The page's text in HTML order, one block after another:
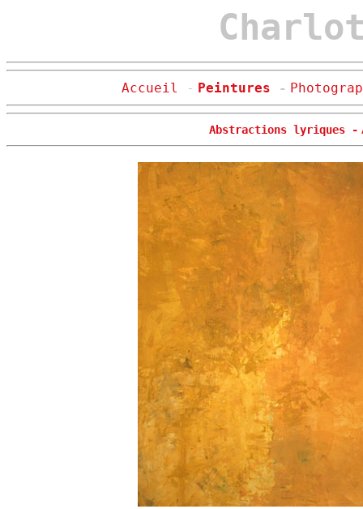
Accueil - Peintures -
Abstractions lyriques -